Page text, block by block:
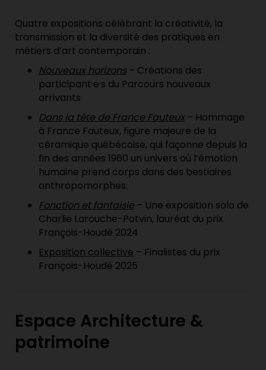
Quatre expositions célébrant la créativité, la
transmission et la diversité des pratiques en
métiers d’art contemporain :
Nouveaux horizons– Créations des
participant·e·s du Parcours nouveaux
arrivants
Dans la tête de France Fauteux– Hommage
à France Fauteux, figure majeure de la
céramique québécoise, qui façonne depuis la
fin des années 1960 un univers où l’émotion
humaine prend corps dans des bestiaires
anthropomorphes.
Fonction et fantaisie – Une exposition solo de
Charlie Larouche-Potvin, lauréat du prix
François-Houdé 2024
Exposition collective – Finalistes du prix
François-Houdé 2025
Espace Architecture &
patrimoine